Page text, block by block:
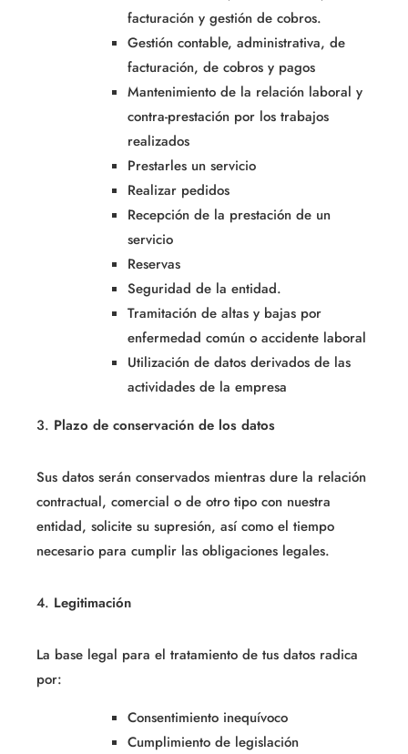
facturación y gestión de cobros.
Gestión contable, administrativa, de
facturación, de cobros y pagos
Mantenimiento de la relación laboral y
contra-prestación por los trabajos
realizados
Prestarles un servicio
Realizar pedidos
Recepción de la prestación de un
servicio
Reservas
Seguridad de la entidad.
Tramitación de altas y bajas por
enfermedad común o accidente laboral
Utilización de datos derivados de las
actividades de la empresa
3. Plazo de conservación de los datos
Sus datos serán conservados mientras dure la relación
contractual, comercial o de otro tipo con nuestra
entidad, solicite su supresión, así como el tiempo
necesario para cumplir las obligaciones legales.
4. Legitimación
La base legal para el tratamiento de tus datos radica
por:
Consentimiento inequívoco
Cumplimiento de legislación